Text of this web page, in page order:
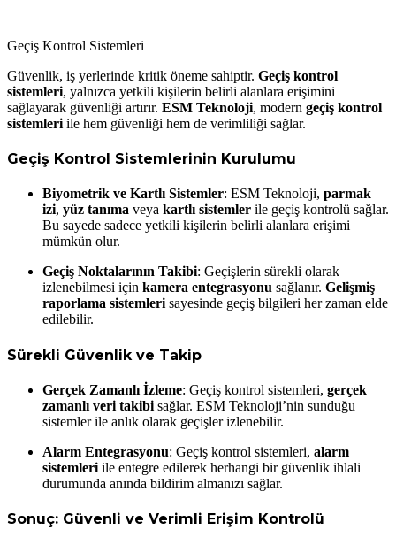
Geçiş Kontrol Sistemleri
Güvenlik, iş yerlerinde kritik öneme sahiptir. Geçiş kontrol
sistemleri, yalnızca yetkili kişilerin belirli alanlara erişimini
sağlayarak güvenliği artırır. ESM Teknoloji, modern geçiş kontrol
sistemleri ile hem güvenliği hem de verimliliği sağlar.
Geçiş Kontrol Sistemlerinin Kurulumu
Biyometrik ve Kartlı Sistemler: ESM Teknoloji, parmak
izi, yüz tanıma veya kartlı sistemler ile geçiş kontrolü sağlar.
Bu sayede sadece yetkili kişilerin belirli alanlara erişimi
mümkün olur.
Geçiş Noktalarının Takibi: Geçişlerin sürekli olarak
izlenebilmesi için kamera entegrasyonu sağlanır. Gelişmiş
raporlama sistemleri sayesinde geçiş bilgileri her zaman elde
edilebilir.
Sürekli Güvenlik ve Takip
Gerçek Zamanlı İzleme: Geçiş kontrol sistemleri, gerçek
zamanlı veri takibi sağlar. ESM Teknoloji’nin sunduğu
sistemler ile anlık olarak geçişler izlenebilir.
Alarm Entegrasyonu: Geçiş kontrol sistemleri, alarm
sistemleri ile entegre edilerek herhangi bir güvenlik ihlali
durumunda anında bildirim almanızı sağlar.
Sonuç: Güvenli ve Verimli Erişim Kontrolü